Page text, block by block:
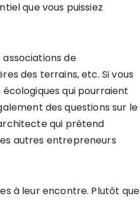
que vous puissiez
de
des terrains, etc. Si vous
qui pourraient
des questions sur le
qui prétend
autres entrepreneurs
à leur encontre. Plutôt que